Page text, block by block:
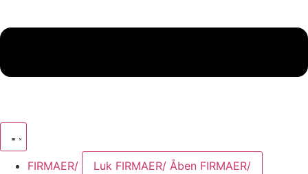
FIRMAER/ Luk FIRMAER/ Åben FIRMAER/